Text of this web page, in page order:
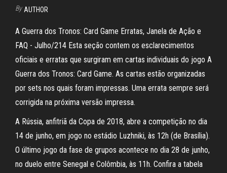
By AUTHOR
A Guerra dos Tronos: Card Game Erratas, Janela de Ação e
FAQ - Julho/214 Esta seção contem os esclarecimentos
oficiais e erratas que surgiram em cartas individuais do jogo A
Guerra dos Tronos: Card Game. As cartas estão organizadas
por sets nos quais foram impressas. Uma errata sempre será
corrigida na próxima versão impressa.
A Rússia, anfitriã da Copa de 2018, abre a competição no dia
14 de junho, em jogo no estádio Luzhniki, às 12h (de Brasília).
O último jogo da fase de grupos acontece no dia 28 de junho,
no duelo entre Senegal e Colômbia, às 11h. Confira a tabela